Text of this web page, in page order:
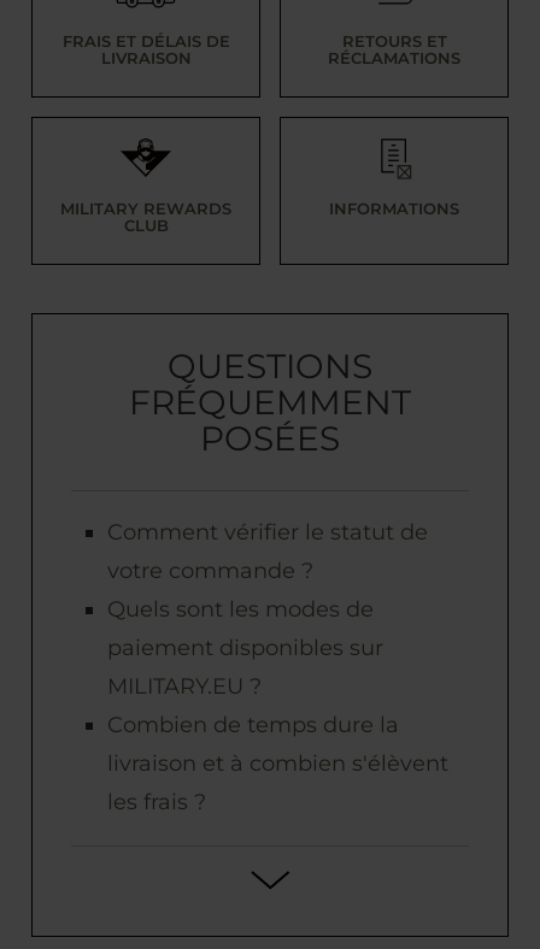
FRAIS ET DÉLAIS DE
LIVRAISON
RETOURS ET
RÉCLAMATIONS
MILITARY REWARDS
CLUB
INFORMATIONS
QUESTIONS
FRÉQUEMMENT
POSÉES
Comment vérifier le statut de
votre commande ?
Quels sont les modes de
paiement disponibles sur
MILITARY.EU ?
Combien de temps dure la
livraison et à combien s'élèvent
les frais ?